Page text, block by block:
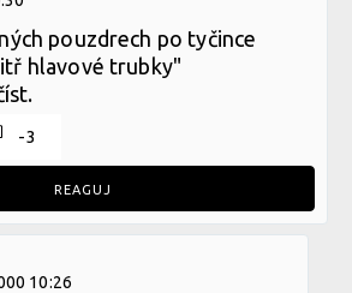
pouzdrech po tyčince
hlavové trubky"
-3
REAGUJ
10:26